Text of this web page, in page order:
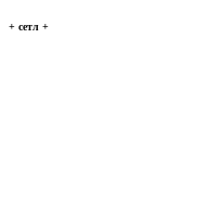
+ сетл +